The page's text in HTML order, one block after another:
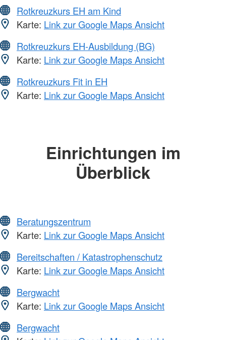
Rotkreuzkurs EH am Kind
Karte: Link zur Google Maps Ansicht
Rotkreuzkurs EH-Ausbildung (BG)
Karte: Link zur Google Maps Ansicht
Rotkreuzkurs Fit in EH
Karte: Link zur Google Maps Ansicht
Einrichtungen im
Überblick
Beratungszentrum
Karte: Link zur Google Maps Ansicht
Bereitschaften / Katastrophenschutz
Karte: Link zur Google Maps Ansicht
Bergwacht
Karte: Link zur Google Maps Ansicht
Bergwacht